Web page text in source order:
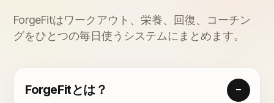
ForgeFitはワークアウト、栄養、回復、コーチン
グをひとつの毎日使うシステムにまとめます。
ForgeFitとは？